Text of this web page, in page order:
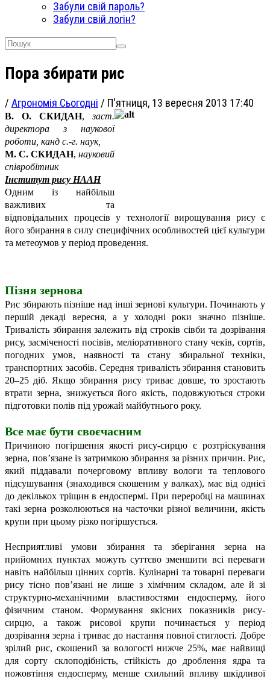
Забули свій пароль?
Забули свій логін?
Пора збирати рис
/ Агрономія Сьогодні / П'ятниця, 13 вересня 2013 17:40
В. О. СКИДАН,
заст.
директора з наукової
роботи, канд с.-г. наук,
М. С. СКИДАН, науковий
співробітник
Інститут рису НААН
Одним із найбільш
важливих та
відповідальних процесів у технології вирощування рису є
його збирання в силу специфічних особливостей цієї культури
та метеоумов у період проведення.
Пізня зернова
Рис збирають пізніше над інші зернові культури. Починають у
першій декаді вересня, а у холодні роки значно пізніше.
Тривалість збирання залежить від строків сівби та дозрівання
рису, засміченості посівів, меліоративного стану чеків, сортів,
погодних умов, наявності та стану збиральної техніки,
транспортних засобів. Середня тривалість збирання становить
20–25 діб. Якщо збирання рису триває довше, то зростають
втрати зерна, знижується його якість, подовжуються строки
підготовки полів під урожай майбутнього року.
Все має бути своєчасним
Причиною погіршення якості рису-сирцю є розтріскування
зерна, пов’язане із затримкою збирання за різних причин. Рис,
який піддавали почерговому впливу вологи та теплового
підсушування (знаходився скошеним у валках), має від однієї
до декількох тріщин в ендоспермі. При переробці на машинах
такі зерна розколюються на часточки різної величини, якість
крупи при цьому різко погіршується.
Несприятливі умови збирання та зберігання зерна на
прийомних пунктах можуть суттєво зменшити всі переваги
навіть найбільш цінних сортів. Кулінарні та товарні переваги
рису тісно пов’язані не лише з хімічним складом, але й зі
структурно-механічними властивостями ендосперму, його
фізичним станом. Формування якісних показників рису-
сирцю, а також рисової крупи починається у період
дозрівання зерна і триває до настання повної стиглості. Добре
зрілий рис, скошений за вологості нижче 25%, має найвищі
для сорту склоподібність, стійкість до дроблення ядра та
пожовтіння ендосперму, менше схильний впливу шкідливої